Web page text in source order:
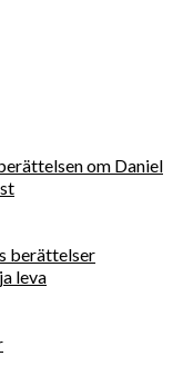
om Daniel
berättelser
leva